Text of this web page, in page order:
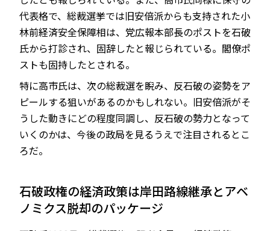
代表格で、総裁選挙では旧安倍派からも支持された小
林前経済安全保障相は、党広報本部長のポストを石破
氏から打診され、固辞したと報じられている。閣僚ポ
ストも固持したとされる。
特に高市氏は、次の総裁選を睨み、反石破の姿勢をア
ピールする狙いがあるのかもしれない。旧安倍派がそ
うした動きにどの程度同調し、反石破の勢力となって
いくのかは、今後の政局を見るうえで注目されるとこ
ろだ。
石破政権の経済政策は岸田路線継承とアベ
ノミクス脱却のパッケージ